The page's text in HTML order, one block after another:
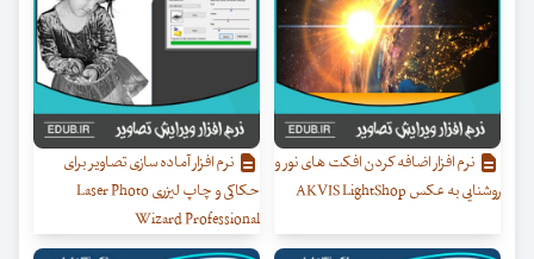
نرم افزار اضافه کردن افکت های نور و
روشنایی به عکس AKVIS LightShop
نرم افزار آماده سازی تصاویر برای
حکاکی و چاپ لیزری Laser Photo
Wizard Professional